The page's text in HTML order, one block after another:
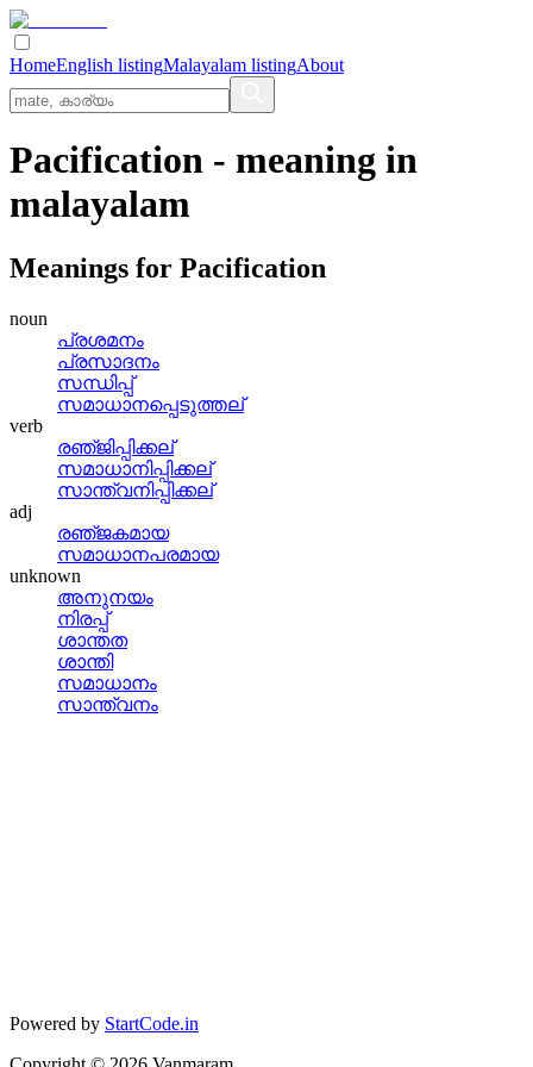
HomeEnglish listingMalayalam listingAbout
Pacification - meaning in
malayalam
Meanings for Pacification
noun
പ്രശമനം
പ്രസാദനം
സന്ധിപ്പ്
സമാധാനപ്പെടുത്തല്
verb
രഞ്‌ജിപ്പിക്കല്
സമാധാനിപ്പിക്കല്
സാന്ത്വനിപ്പിക്കല്
adj
രഞ്‌ജകമായ
സമാധാനപരമായ
unknown
അനുനയം
നിരപ്പ്
ശാന്തത
ശാന്തി
സമാധാനം
സാന്ത്വനം
Powered by StartCode.in